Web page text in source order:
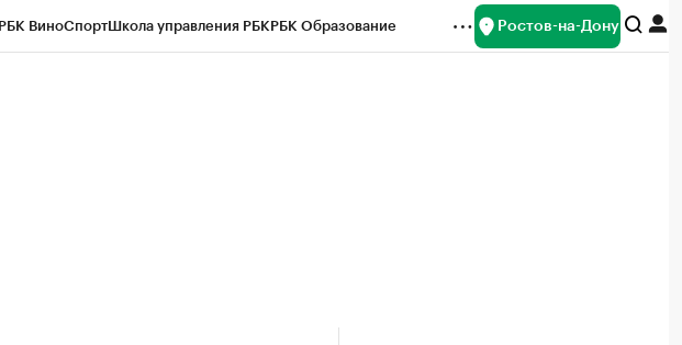
РБК ВиноСпортШкола управления РБКРБК Образование Ростов-на-Дону